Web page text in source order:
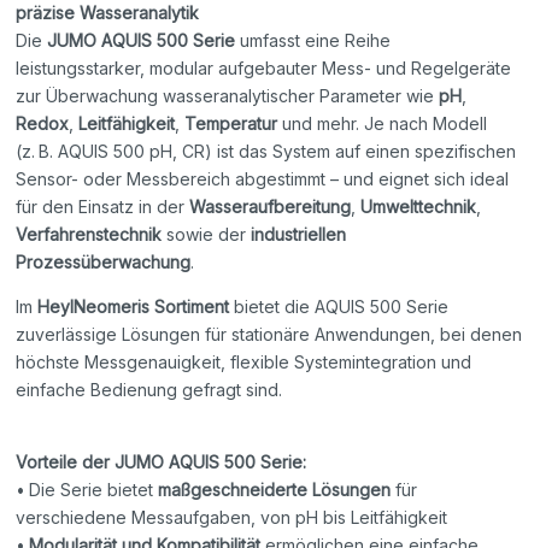
präzise Wasseranalytik
DieJUMO AQUIS 500 Serie umfasst eine Reihe
leistungsstarker, modular aufgebauter Mess- und Regelgeräte
zur Überwachung wasseranalytischer Parameter wiepH
Redox Leitfähigkeit, Temperaturund mehr. Je nach Modell
(z. B. AQUIS 500 pH, CR) ist das System auf einen spezifischen
Sensor- oder Messbereich abgestimmt – und eignet sich ideal
für den Einsatz in derWasseraufbereitung ,Umwelttechnik
Verfahrenstechnik sowie derindustriellen
Prozessüberwachung.
Im HeylNeomeris Sortimentbietet die AQUIS 500 Serie
zuverlässige Lösungen für stationäre Anwendungen, bei denen
höchste Messgenauigkeit, flexible Systemintegration und
einfache Bedienung gefragt sind.
Vorteile der JUMO AQUIS 500 Serie:
• Die Serie bietetmaßgeschneiderte Lösungen für
verschiedene Messaufgaben, von pH bis Leitfähigkeit